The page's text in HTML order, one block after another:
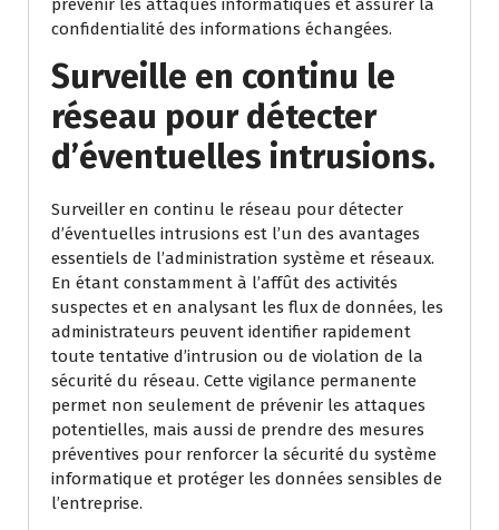
prévenir les attaques informatiques et assurer la
confidentialité des informations échangées.
Surveille en continu le
réseau pour détecter
d’éventuelles intrusions.
Surveiller en continu le réseau pour détecter
d’éventuelles intrusions est l’un des avantages
essentiels de l’administration système et réseaux.
En étant constamment à l’affût des activités
suspectes et en analysant les flux de données, les
administrateurs peuvent identifier rapidement
toute tentative d’intrusion ou de violation de la
sécurité du réseau. Cette vigilance permanente
permet non seulement de prévenir les attaques
potentielles, mais aussi de prendre des mesures
préventives pour renforcer la sécurité du système
informatique et protéger les données sensibles de
l’entreprise.